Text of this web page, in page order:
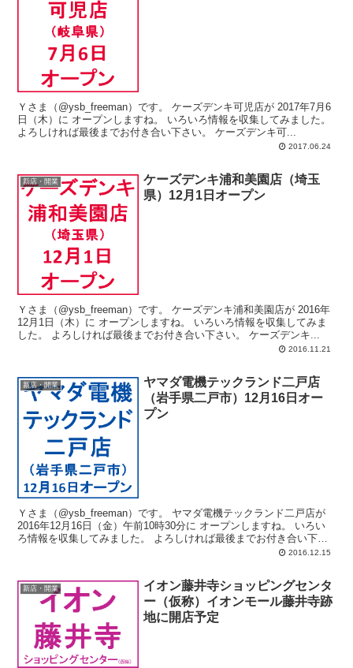
Ｙさま（@ysb_freeman）です。 ケーズデンキ可児店が 2017年7月6
日（木）に オープンしますね。 いろいろ情報を収集してみました。
よろしければ最後までお付き合い下さい。 ケーズデンキ可...
2017.06.24
新店・開業
ケーズデンキ浦和美園店（埼玉
県）12月1日オープン
Ｙさま（@ysb_freeman）です。 ケーズデンキ浦和美園店が 2016年
12月1日（木）に オープンしますね。 いろいろ情報を収集してみま
した。 よろしければ最後までお付き合い下さい。 ケーズデンキ...
2016.11.21
新店・開業
ヤマダ電機テックランド二戸店
（岩手県二戸市）12月16日オー
プン
Ｙさま（@ysb_freeman）です。 ヤマダ電機テックランド二戸店が
2016年12月16日（金）午前10時30分に オープンしますね。 いろい
ろ情報を収集してみました。 よろしければ最後までお付き合い下
2016.12.15
新店・開業
イオン藤井寺ショッピングセンタ
ー（仮称）イオンモール藤井寺跡
地に開店予定